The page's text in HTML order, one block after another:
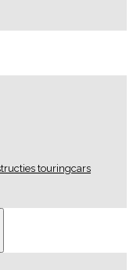
touringcars